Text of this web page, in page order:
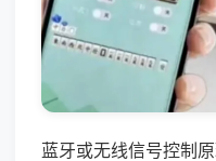
蓝牙或无线信号控制